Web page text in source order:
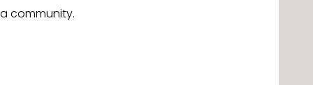
community.